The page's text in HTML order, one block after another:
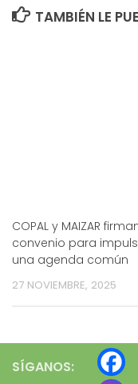
TAMBIÉN LE
COPAL y MAIZAR
convenio para
una agenda común
27 NOVIEMBRE, 2025
SÍGANOS: